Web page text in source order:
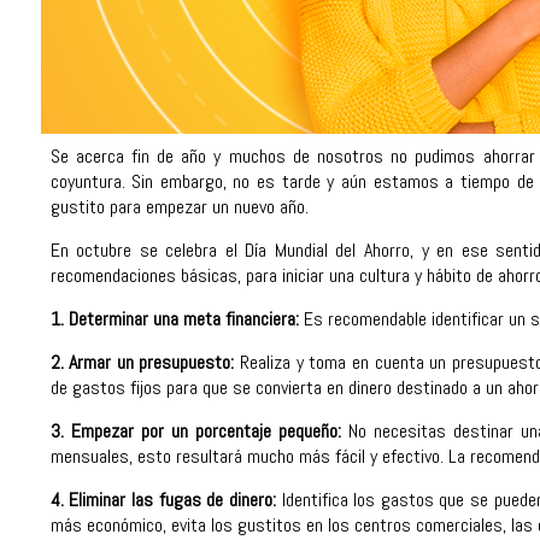
Se acerca fin de año y muchos de nosotros no pudimos
coyuntura. Sin embargo, no es tarde y aún estamos a tiempo
gustito para empezar un nuevo año.
En octubre se celebra el Día Mundial del Ahorro, y en ese
recomendaciones básicas, para iniciar una cultura y hábito de
1. Determinar una meta financiera:Es recomendable identificar un
2.Armar un presupuesto: Realiza y toma en cuenta un
de gastos fijos para que se convierta en dinero destinado a un
3. Empezar por un porcentaje pequeño:No necesitas destinar
mensuales, esto resultará mucho más fácil y efectivo. La
4. Eliminar las fugas de dinero: Identifica los gastos que se
más económico, evita los gustitos en los centros comerciales, las